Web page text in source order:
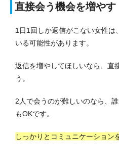
直接会う機会を増やす
1日1回しか返信がこない女性は
いる可能性があります。
返信を増やしてほしいなら、直
う。
2人で会うのが難しいのなら、
もOKです。
しっかりとコミュニケーション